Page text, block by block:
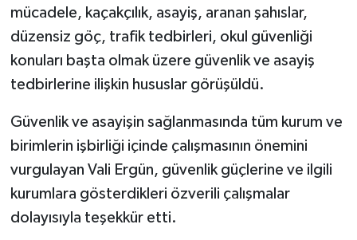
mücadele, kaçakçılık, asayiş, aranan şahıslar,
düzensiz göç, trafik tedbirleri, okul güvenliği
konuları başta olmak üzere güvenlik ve asayiş
tedbirlerine ilişkin hususlar görüşüldü.
Güvenlik ve asayişin sağlanmasında tüm kurum ve
birimlerin işbirliği içinde çalışmasının önemini
vurgulayan Vali Ergün, güvenlik güçlerine ve ilgili
kurumlara gösterdikleri özverili çalışmalar
dolayısıyla teşekkür etti.